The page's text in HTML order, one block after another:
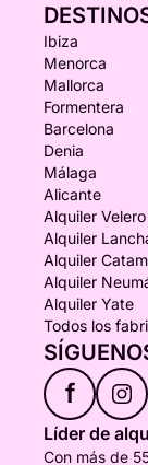
Ibiza
Menorca
Mallorca
Formentera
Barcelona
Denia
Málaga
Alicante
Alquiler Velero
Alquiler
Alquiler
Alquiler
Alquiler Yate
Todos los
f
Líder de
Con más de